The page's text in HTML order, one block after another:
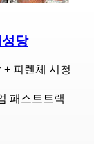
당
+ 피렌체 시청
패스트트랙